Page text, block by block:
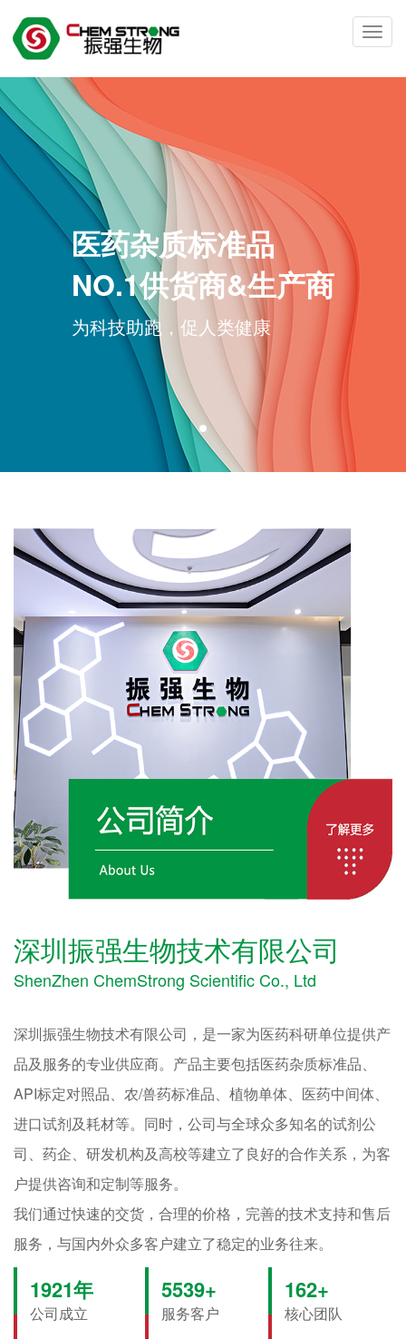
医药杂质标准品
NO.1供货商&生产商
为科技助跑，促人类健康
深圳振强生物技术有限公司
ShenZhen ChemStrong Scientific Co., Ltd
深圳振强生物技术有限公司，是一家为医药科研单位提供产
品及服务的专业供应商。产品主要包括医药杂质标准品、
API标定对照品、农/兽药标准品、植物单体、医药中间体、
进口试剂及耗材等。同时，公司与全球众多知名的试剂公
司、药企、研发机构及高校等建立了良好的合作关系，为客
户提供咨询和定制等服务。
我们通过快速的交货，合理的价格，完善的技术支持和售后
服务，与国内外众多客户建立了稳定的业务往来。
2012年
公司成立
5800+
服务客户
170+
核心团队